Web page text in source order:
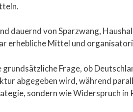
dauernd von Sparzwang,
erhebliche Mittel und
grundsätzliche Frage, ob
abgegeben wird, während
sondern wie Widerspruch in